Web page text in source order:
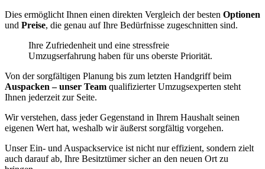
Dies ermöglicht Ihnen einen direkten Vergleich der besten Optionen
und Preise, die genau auf Ihre Bedürfnisse zugeschnitten sind.
Ihre Zufriedenheit und eine stressfreie
Umzugserfahrung haben für uns oberste Priorität.
Von der sorgfältigen Planung bis zum letzten Handgriff beim
Auspacken – unser Team qualifizierter Umzugsexperten steht
Ihnen jederzeit zur Seite.
Wir verstehen, dass jeder Gegenstand in Ihrem Haushalt seinen
eigenen Wert hat, weshalb wir äußerst sorgfältig vorgehen.
Unser Ein- und Auspackservice ist nicht nur effizient, sondern zielt
auch darauf ab, Ihre Besitztümer sicher an den neuen Ort zu